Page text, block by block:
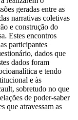
geradas entre as
narrativas coletivas
e construção do
Estes encontros
participantes
dados que
dados foram
e tendo
e às
sobretudo no que
de poder-saber
que atravessam as